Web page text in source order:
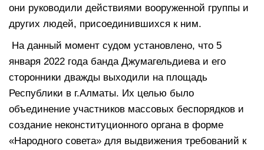
они руководили действиями вооруженной группы и
других людей, присоединившихся к ним.
На данный момент судом установлено, что 5
января 2022 года банда Джумагельдиева и его
сторонники дважды выходили на площадь
Республики в г.Алматы. Их целью было
объединение участников массовых беспорядков и
создание неконституционного органа в форме
«Народного совета» для выдвижения требований к